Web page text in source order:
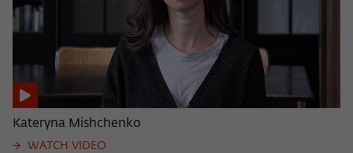
Kateryna Mishchenko
WATCH VIDEO